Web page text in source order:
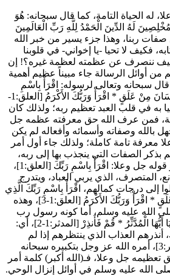
له الحياة التامة، كما قال سبحانه: هُوَ
مُخْلِصِينَ لَهُ الدِّينَ الْحَمْدُ لِلَّهِ رَبِّ الْعَالَمِينَ
من صفات ربنا، وهذا جزء يسير من خبر الله
فكيف لا تحيا -يا إخواني- في قلوبنا
ننصرف عن عظمته لعظمة غيره؟! إن
من أوائل الرسالة جاء مبيناً عظيم أهمية
سبحانه وتعالى لرسوله: اقْرَأْ بِاسْمِ
مِنْ عَلَقٍ * اقْرَأْ وَرَبُّكَ الأَكْرَمُ
[العلق:1-
به في قلب العبد تعظيم ربه؛ ولذلك كان
فمن عرف الله حق معرفته عظمه جل
بالله وصفاته وأسمائه وأفعاله لم يكن
معرفة تامة كاملة؛ ولذلك جاء أول أمر
بذكر الصفات التي ينجذب بها إلى ربه،
قوله جل وعلا: اقْرَأْ بِاسْمِ رَبِّكَ
[العلق:1]،
المتصرف، الذي يربي العباد، ويتدرج
إلى درجات كمالهم، اقْرَأْ بِاسْمِ رَبِّكَ الَّذِي
* اقْرَأْ وَرَبُّكَ الأَكْرَمُ
[العلق:1-3]، وهذه
صلى الله عليه وسلم، أما كونه رسول رب
أَيُّهَا الْمُدَّثِّرُ * قُمْ فَأَنذِرْ
[المدثر:1-2]، أي:
أنذرهم العذاب الذي ينتظرهم إذا لم
[المدثر:3]، أمره الله عز وجل بتكبيره سبحانه
تعظيمه جل وعلا، فـ(الله أكبر) كلمة أمر
الله عليه وسلم في أوائل إنزال الوحي.